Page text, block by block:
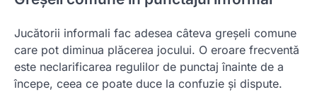
Jucătorii informali fac adesea câteva greșeli comune
care pot diminua plăcerea jocului. O eroare frecventă
este neclarificarea regulilor de punctaj înainte de a
începe, ceea ce poate duce la confuzie și dispute.